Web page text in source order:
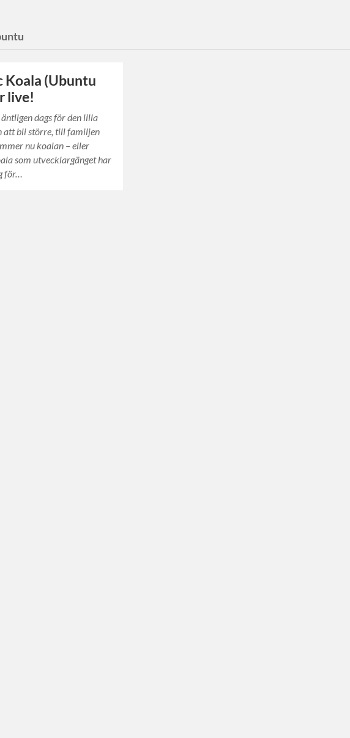
Koala (Ubuntu
live!
dags för den lilla
att bli större, till familjen
nu koalan – eller
som utvecklargänget har
för…